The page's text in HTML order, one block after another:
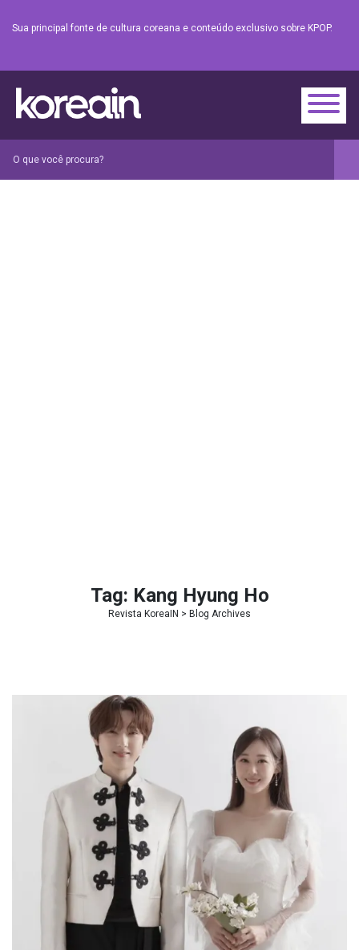
Sua principal fonte de cultura coreana e conteúdo exclusivo sobre KPOP.
Tag: Kang Hyung Ho
Revista KoreaIN > Blog Archives